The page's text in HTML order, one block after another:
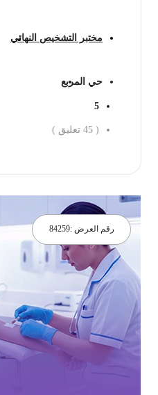
مختبر التشخيص النهائي
حي المربع
45 تعليق )
رقم العرض :84259